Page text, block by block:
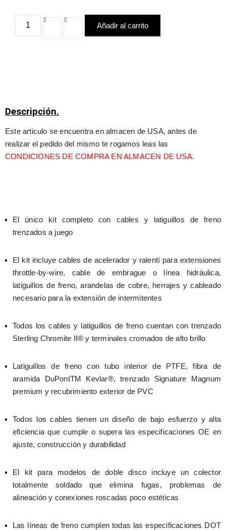
Añadir al carrito
Descripción.
Este articulo se encuentra en almacen de USA, antes de
CONDICIONES DE COMPRA EN ALMACEN DE USA.
El único kit completo con cables y latiguillos de freno
trenzados a juego
El kit incluye cables de acelerador y ralentí para extensiones
throttle-by-wire, cable de embrague o línea hidráulica,
latiguillos de freno, arandelas de cobre, herrajes y cableado
necesario para la extensión de intermitentes
Todos los cables y latiguillos de freno cuentan con trenzado
Sterling Chromite II® y terminales cromados de alto brillo
Latiguillos de freno con tubo interior de PTFE, fibra de
aramida DuPontTM Kevlar®, trenzado Signature Magnum
premium y recubrimiento exterior de PVC
Todos los cables tienen un diseño de bajo esfuerzo y alta
eficiencia que cumple o supera las especificaciones OE en
ajuste, construcción y durabilidad
El kit para modelos de doble disco incluye un colector
totalmente soldado que elimina fugas, problemas de
alineación y conexiones roscadas poco estéticas
Las líneas de freno cumplen todas las especificaciones DOT